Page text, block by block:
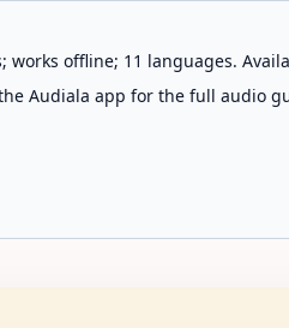
offline; 11 languages.
Audiala app for the full audio